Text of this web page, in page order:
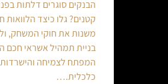
הבנקים סוגרים דלתות
קטנים? גלו כיצד הלוואות
משנות את חוקי המשחק,
בניית תמהיל אשראי חכם
המפתח לצמיחה והישרדות
כלכלית.…